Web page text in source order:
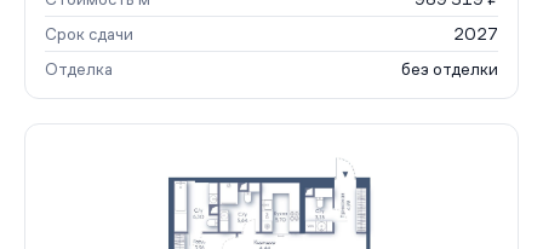
Срок сдачи
2027
Отделка
без отделки